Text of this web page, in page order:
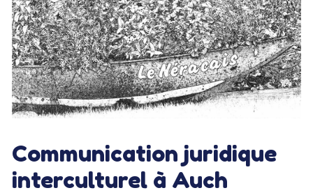
Communication juridique
interculturel à Auch